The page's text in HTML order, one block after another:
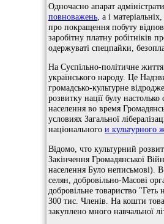
Одночасно апарат
повноважень , а і
про покращення побуту
заробітну платну робітніків
одержуваті спецпайки,
На Суспільно-політичне
українського народу. Це
громадсько-культурне
розвитку нації булу
населення во время
условиях Загальної
національного и культурного
Відомо, что культурний
Закінчення Громадянської
населення Було неписьмові).
селян, добровільно-Масові
добровільне товариство
300 тис. Членів. На кошти
закуплено много навчальної